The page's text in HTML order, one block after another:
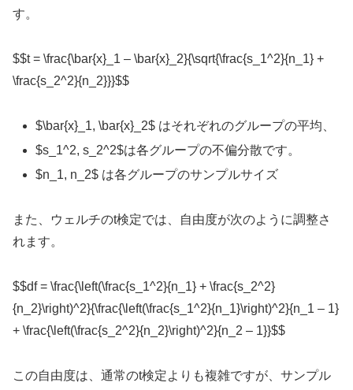
す。
$$t = \frac{\bar{x}_1 – \bar{x}_2}{\sqrt{\frac{s_1^2}{n_1} +
\frac{s_2^2}{n_2}}}$$
$\bar{x}_1, \bar{x}_2​$ はそれぞれのグループの平均、
$s_1^2, s_2^2$は各グループの不偏分散です。
$n_1, n_2$ は各グループのサンプルサイズ
また、ウェルチのt検定では、自由度が次のように調整さ
れます。
$$df = \frac{\left(\frac{s_1^2}{n_1} + \frac{s_2^2}
{n_2}\right)^2}{\frac{\left(\frac{s_1^2}{n_1}\right)^2}{n_1 – 1}
+ \frac{\left(\frac{s_2^2}{n_2}\right)^2}{n_2 – 1}}$$
この自由度は、通常のt検定よりも複雑ですが、サンプル